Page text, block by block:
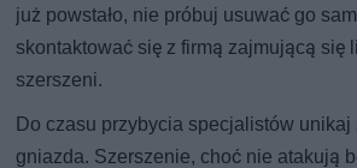
już powstało, nie próbuj usuwać go
skontaktować się z firmą zajmującą się
szerszeni.
Do czasu przybycia specjalistów unikaj
gniazda. Szerszenie, choć nie atakują